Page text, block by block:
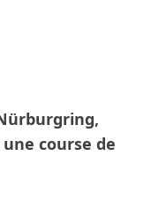
course de